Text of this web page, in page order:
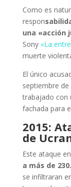
Como es
respon
una «acción
Sony «La
muerte
El único
septiembre de
trabajado con
fachada para
2015:
de
Este ataque
a más de
se infiltraran